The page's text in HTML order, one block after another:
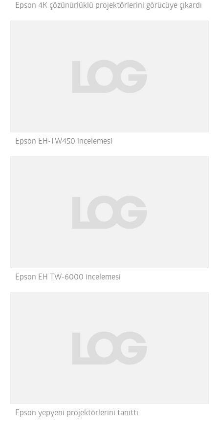
Epson 4K çözünürlüklü projektörlerini görücüye çıkardı
Epson EH-TW450 incelemesi
Epson EH TW-6000 incelemesi
Epson yepyeni projektörlerini tanıttı